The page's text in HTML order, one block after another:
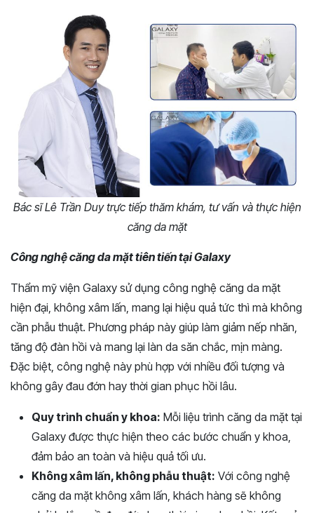
Bác sĩ Lê Trần Duy trực tiếp thăm khám, tư vấn và thực hiện
căng da mặt
Công nghệ căng da mặt tiên tiến tại Galaxy
Thẩm mỹ viện Galaxy sử dụng công nghệ căng da mặt
hiện đại, không xâm lấn, mang lại hiệu quả tức thì mà không
cần phẫu thuật. Phương pháp này giúp làm giảm nếp nhăn,
tăng độ đàn hồi và mang lại làn da săn chắc, mịn màng.
Đặc biệt, công nghệ này phù hợp với nhiều đối tượng và
không gây đau đớn hay thời gian phục hồi lâu.
Quy trình chuẩn y khoa: Mỗi liệu trình căng da mặt tại
Galaxy được thực hiện theo các bước chuẩn y khoa,
đảm bảo an toàn và hiệu quả tối ưu.
Không xâm lấn, không phẫu thuật: Với công nghệ
căng da mặt không xâm lấn, khách hàng sẽ không